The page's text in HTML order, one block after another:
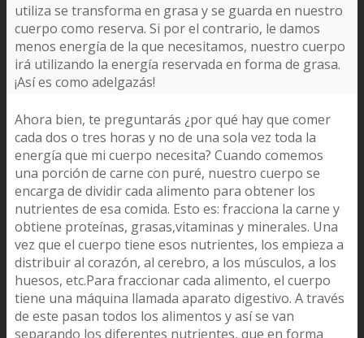
utiliza se transforma en grasa y se guarda en nuestro
cuerpo como reserva. Si por el contrario, le damos
menos energía de la que necesitamos, nuestro cuerpo
irá utilizando la energía reservada en forma de grasa.
¡Así es como adelgazás!
Ahora bien, te preguntarás ¿por qué hay que comer
cada dos o tres horas y no de una sola vez toda la
energía que mi cuerpo necesita? Cuando comemos
una porción de carne con puré, nuestro cuerpo se
encarga de dividir cada alimento para obtener los
nutrientes de esa comida. Esto es: fracciona la carne y
obtiene proteínas, grasas,vitaminas y minerales. Una
vez que el cuerpo tiene esos nutrientes, los empieza a
distribuir al corazón, al cerebro, a los músculos, a los
huesos, etc.Para fraccionar cada alimento, el cuerpo
tiene una máquina llamada aparato digestivo. A través
de este pasan todos los alimentos y así se van
separando los diferentes nutrientes, que en forma